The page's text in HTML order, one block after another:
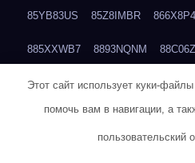
85YB83US 85Z8IMBR
885XXWB7 8893NQNM
88ZYQON6 88ZZ29JA
8BBJWQMN 8BJPIIGO
Этот сайт использует куки-
помочь вам в навигации, а
пользовательский